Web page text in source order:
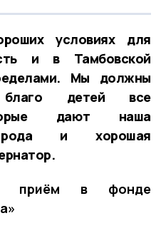
условиях для
и в Тамбовской
Мы должны
благо детей все
дают наша
и хорошая
приём в фонде